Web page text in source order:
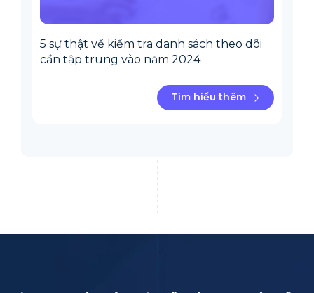
5 sự thật về kiểm tra danh sách theo dõi
cần tập trung vào năm 2024
Tìm hiểu thêm